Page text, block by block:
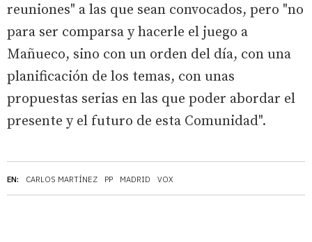
EN: CARLOS MARTÍNEZ PP MADRID VOX
reuniones" a las que sean convocados, pero "no
para ser comparsa y hacerle el juego a
Mañueco, sino con un orden del día, con una
planificación de los temas, con unas
propuestas serias en las que poder abordar el
presente y el futuro de esta Comunidad".